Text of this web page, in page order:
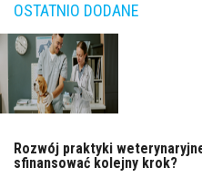
OSTATNIO DODANE
Rozwój praktyki
sfinansować kolejny krok?